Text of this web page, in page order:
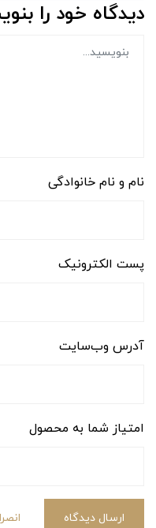
دیدگاه خود را
نام و نام خانوادگی
پست الکترونیک
آدرس وب‌سایت
امتیاز شما به محصول
ارسال دیدگاه